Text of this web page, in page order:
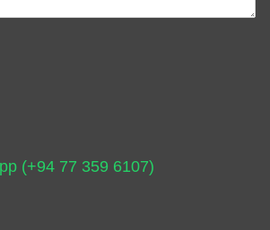
(+94 77 359 6107)